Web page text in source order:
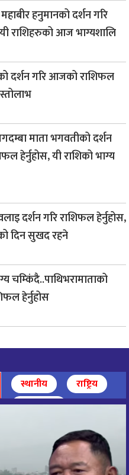
हनुमानको दर्शन गरि
राशिहरुको आज भाग्यशालि
दर्शन गरि आजको राशिफल
माता भगवतीको दर्शन
हेर्नुहोस, यी राशिको भाग्य
दर्शन गरि राशिफल हेर्नुहोस,
दिन सुखद रहने
चम्किंदै..पाथिभरामाताको
हेर्नुहोस
गरि, दिनको सुरुवात गर्दै,
पाथिभरादेवीको दर्शन गरि
स्थानीय
राष्ट्रिय
अन्तर्राष्ट्रिय